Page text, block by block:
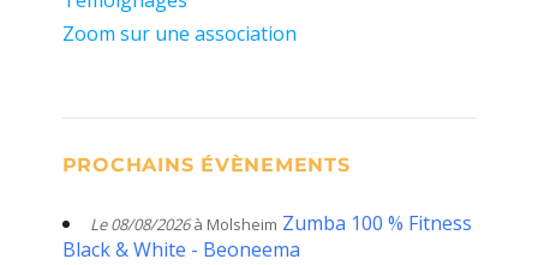
Zoom sur une association
PROCHAINS ÉVÈNEMENTS
Le 08/08/2026à Molsheim Zumba 100 % Fitness
Black & White - Beoneema